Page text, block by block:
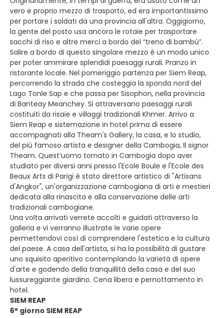
vero e proprio mezzo di trasporto, ed era importantissimo
per portare i soldati da una provincia all'altra. Oggigiorno,
la gente del posto usa ancora le rotaie per trasportare
sacchi di riso e altre merci a bordo del “treno di bambù”.
Salire a bordo di questo singolare mezzo è un modo unico
per poter ammirare splendidi paesaggi rurali. Pranzo in
ristorante locale. Nel pomeriggio partenza per Siem Reap,
percorrendo la strada che costeggia la sponda nord del
Lago Tonle Sap e che passa per Sisophon, nella provincia
di Banteay Meanchey. Si attraversano paesaggi rurali
costituiti da risaie e villaggi tradizionali Khmer. Arrivo a
Siem Reap e sistemazione in hotel prima di essere
accompagnati alla Тheam's Gallery, la casa, e lo studio,
del più famoso artista e designer della Cambogia, Il signor
Theam. Quest’uomo tornato in Cambogia dopo aver
studiato per diversi anni presso l'Ecole Boule e l'Ecole des
Beaux Arts di Parigi è stato direttore artistico di "Artisans
d'Angkor", un'organizzazione cambogiana di arti e mestieri
dedicata alla rinascita e alla conservazione delle arti
tradizionali cambogiane.
Una volta arrivati verrete accolti e guidati attraverso la
galleria e vi verranno illustrate le varie opere
permettendovi così di comprendere l'estetica e la cultura
del paese. A casa dell'artista, si ha la possibilità di gustare
uno squisito aperitivo contemplando la varietà di opere
d'arte e godendo della tranquillità della casa e del suo
lussureggiante giardino. Cena libera e pernottamento in
hotel.
SIEM REAP
6° giorno SIEM REAP